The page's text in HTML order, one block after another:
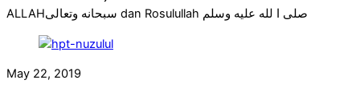
ALLAHسبحانه وتعالى dan Rosulullah صلى ا لله عليه وسلم
May 22, 2019